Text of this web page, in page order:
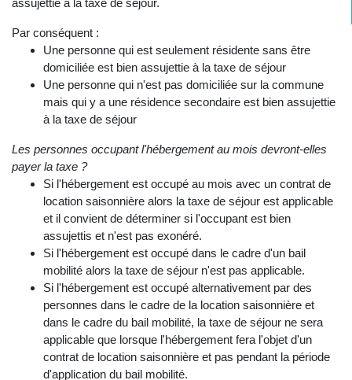
assujettie à la taxe de séjour.
Par conséquent :
Une personne qui est seulement résidente sans être
domiciliée est bien assujettie à la taxe de séjour
Une personne qui n'est pas domiciliée sur la commune
mais qui y a une résidence secondaire est bien assujettie
à la taxe de séjour
Les personnes occupant l'hébergement au mois devront-elles
payer la taxe ?
Si l'hébergement est occupé au mois avec un contrat de
location saisonnière alors la taxe de séjour est applicable
et il convient de déterminer si l'occupant est bien
assujettis et n'est pas exonéré.
Si l'hébergement est occupé dans le cadre d'un bail
mobilité alors la taxe de séjour n'est pas applicable.
Si l'hébergement est occupé alternativement par des
personnes dans le cadre de la location saisonnière et
dans le cadre du bail mobilité, la taxe de séjour ne sera
applicable que lorsque l'hébergement fera l'objet d'un
contrat de location saisonnière et pas pendant la période
d'application du bail mobilité.